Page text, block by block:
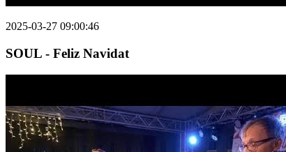
2025-03-27 09:00:46
SOUL - Feliz Navidat